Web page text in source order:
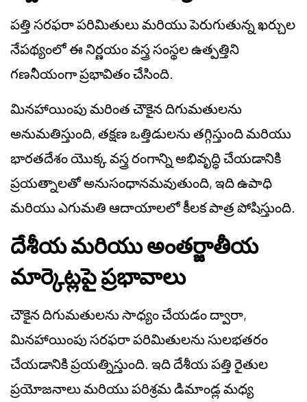
పత్తి సరఫరా పరిమితులు మరియు పెరుగుతున్న ఖర్చుల
నేపథ్యంలో ఈ నిర్ణయం వస్త్ర సంస్థల ఉత్పత్తిని
గణనీయంగా ప్రభావితం చేసింది.
మినహాయింపు మరింత చౌకైన దిగుమతులను
అనుమతిస్తుంది, తక్షణ ఒత్తిడులను తగ్గిస్తుంది మరియు
భారతదేశం యొక్క వస్త్ర రంగాన్ని అభివృద్ధి చేయడానికి
ప్రయత్నాలతో అనుసంధానమవుతుంది, ఇది ఉపాధి
మరియు ఎగుమతి ఆదాయాలలో కీలక పాత్ర పోషిస్తుంది.
దేశీయ మరియు అంతర్జాతీయ
మార్కెట్లపై ప్రభావాలు
చౌకైన దిగుమతులను సాధ్యం చేయడం ద్వారా,
మినహాయింపు సరఫరా పరిమితులను సులభతరం
చేయడానికి ప్రయత్నిస్తుంది. ఇది దేశీయ పత్తి రైతుల
ప్రయోజనాలు మరియు పరిశ్రమ డిమాండ్ల మధ్య